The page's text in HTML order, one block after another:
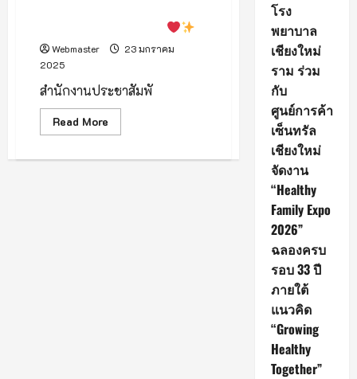
ทัน
ทิ้ง
ที่
สูงเม่น
Webmaster
23 มกราคม
2025
สำนักงานประชาสัมพั
Read More
more
เปิด
โรง
พยาบาล
เชียงใหม่
ราม ร่วม
กับ
ศูนย์การค้า
เซ็นทรัล
เชียงใหม่
จัดงาน
“Healthy
Family Expo
2026”
ฉลองครบ
รอบ 33 ปี
ภายใต้
แนวคิด
“Growing
Healthy
Together”